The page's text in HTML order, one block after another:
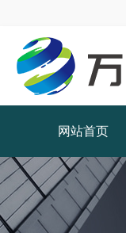
网站首页